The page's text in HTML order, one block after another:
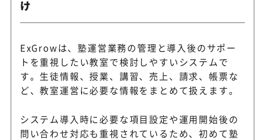
け
ExGrowは、塾運営業務の管理と導入後のサポー
トを重視したい教室で検討しやすいシステムで
す。生徒情報、授業、講習、売上、請求、帳票な
ど、教室運営に必要な情報をまとめて扱えます。
システム導入時に必要な項目設定や運用開始後の
問い合わせ対応も重視されているため、初めて塾